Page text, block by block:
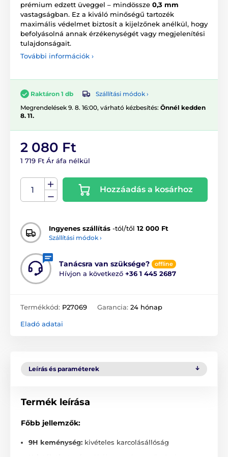
prémium edzett üveggel – mindössze 0,3 mm
vastagságban. Ez a kiváló minőségű tartozék
maximális védelmet biztosít a kijelzőnek anélkül, hogy
befolyásolná annak érzékenységét vagy megjelenítési
tulajdonságait.
További információk ›
Raktáron 1 db
Szállítási módok ›
Megrendelések 9. 8. 16:00, várható kézbesítés: Önnél kedden
8. 11.
2 080 Ft
1 719 Ft Ár áfa nélkül
Hozzáadás a kosárhoz
Ingyenes szállítás -tól/től 12 000 Ft
Szállítási módok ›
Tanácsra van szüksége? offline
Hívjon a következő +36 1 445 2687
Termékkód: P27069 Garancia: 24 hónap
Eladó adatai
Leírás és paraméterek
Termék leírása
Főbb jellemzők:
9H keménység: kivételes karcolásállóság